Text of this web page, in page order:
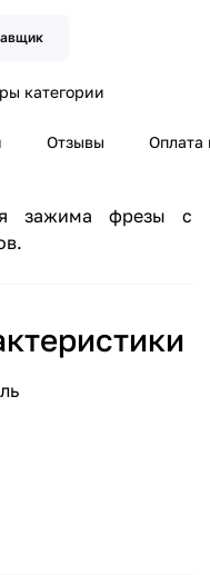
категории
Отзывы Оплата
зажима фрезы с